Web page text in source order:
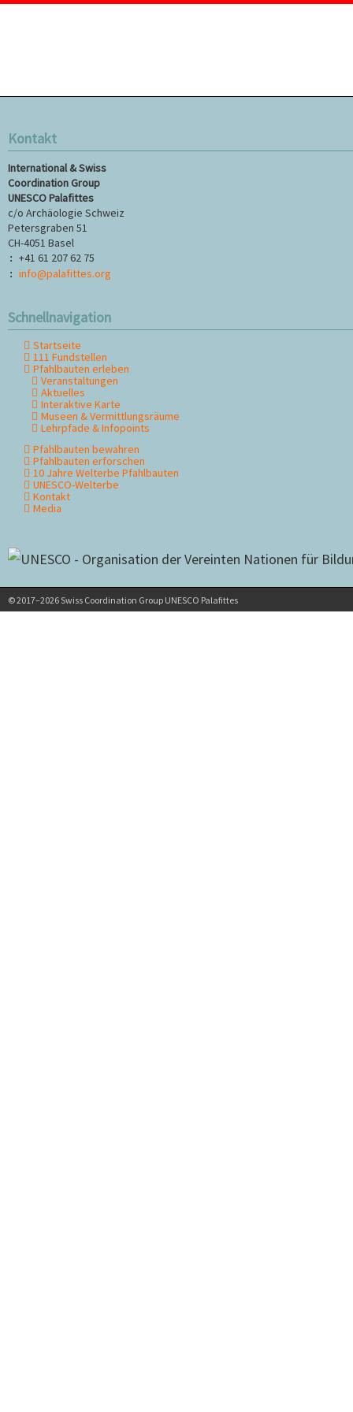
Kontakt
International & Swiss
Coordination Group
UNESCO Palafittes
c/o Archäologie Schweiz
Petersgraben 51
CH-4051 Basel
: +41 61 207 62 75
: info@palafittes.org
Schnellnavigation
Navigation
überspringen
Startseite
111 Fundstellen
Pfahlbauten erleben
Veranstaltungen
Aktuelles
Interaktive Karte
Museen & Vermittlungsräume
Lehrpfade & Infopoints
Pfahlbauten bewahren
Pfahlbauten erforschen
10 Jahre Welterbe Pfahlbauten
UNESCO-Welterbe
Kontakt
Media
© 2017–2026 Swiss Coordination Group UNESCO Palafittes